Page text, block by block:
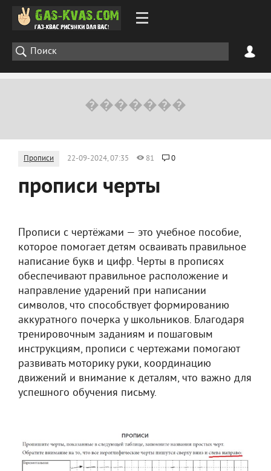
Прописи 22-09-2024, 07:35 81 0
прописи черты
Прописи с чертёжами — это учебное пособие,
которое помогает детям осваивать правильное
написание букв и цифр. Черты в прописях
обеспечивают правильное расположение и
направление ударений при написании
символов, что способствует формированию
аккуратного почерка у школьников. Благодаря
тренировочным заданиям и пошаговым
инструкциям, прописи с чертежами помогают
развивать моторику руки, координацию
движений и внимание к деталям, что важно для
успешного обучения письму.